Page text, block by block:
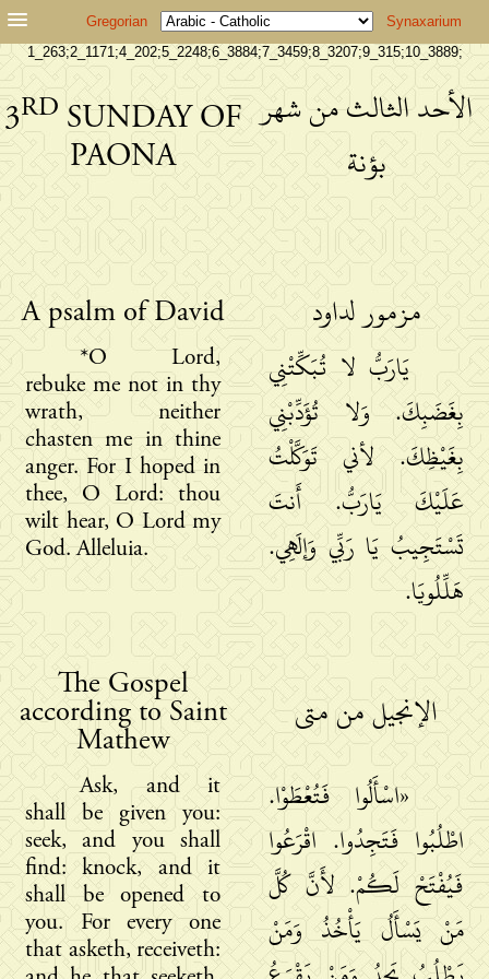
Gregorian
Synaxarium
1_263;2_1171;4_202;5_2248;6_3884;7_3459;8_3207;9_315;10_3889;
3RD SUNDAY OF
PAONA
الأحد الثالث من شهر
بؤنة
A psalm of David مزمور لداود
*O Lord,
rebuke me not in thy
wrath, neither
chasten me in thine
anger. For I hoped in
thee, O Lord: thou
wilt hear, O Lord my
God. Alleluia.
يَارَبُّ لا تُبَكِّتْنِي
بِغَضَبِكَ. وَلا تُؤَدِّبْنِي
بِغَيْظِكَ. لأني تَوَكَّلْتُ
عَلَيْكَ يَارَبُّ. أَنتَ
تَسْتَجِيبُ يَا رَبِّي وَإلَهِي.
هَلِّلُويَا.
The Gospel
according to Saint
Mathew
الإنجيل من متى
Ask, and it
shall be given you:
seek, and you shall
find: knock, and it
shall be opened to
you. For every one
that asketh, receiveth:
«اسْأَلُوا فَتُعْطَوْا.
اطْلُبُوا فَتَجِدُوا. اقْرَعُوا
فَيُفْتَحْ لَكُمْ. لأَنَّ كُلَّ
مَنْ يَسْأَلُ يَأْخُذُ وَمَنْ